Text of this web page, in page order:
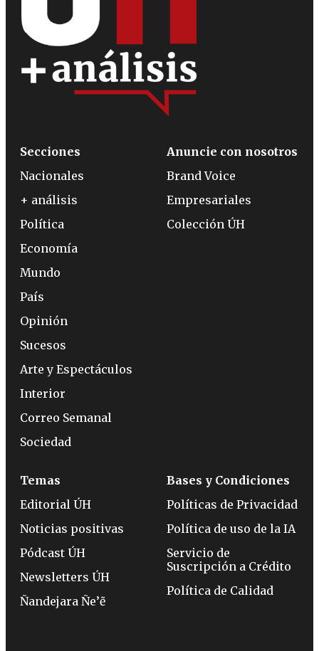
Secciones
Nacionales
+ análisis
Política
Economía
Mundo
País
Opinión
Sucesos
Arte y Espectáculos
Interior
Correo Semanal
Sociedad
Anuncie con nosotros
Brand Voice
Empresariales
Colección ÚH
Temas
Editorial ÚH
Noticias positivas
Pódcast ÚH
Newsletters ÚH
Ñandejara Ñe’ẽ
Bases y Condiciones
Políticas de Privacidad
Política de uso de la IA
Servicio de
Suscripción a Crédito
Política de Calidad